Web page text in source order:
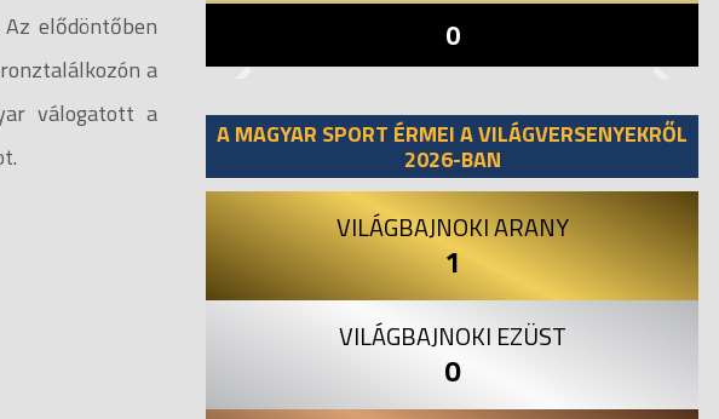
elődöntőben
a
válogatott a
0
A MAGYAR SPORT ÉRMEI A VILÁGVERSENYEKRŐL
2026-BAN
VILÁGBAJNOKI ARANY
1
VILÁGBAJNOKI EZÜST
0